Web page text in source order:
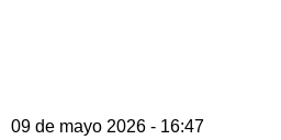
09 de mayo 2026 - 16:47